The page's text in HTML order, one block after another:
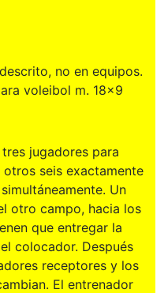
no en equipos.
voleibol m. 18x9
jugadores para
seis exactamente
Un
otro campo, hacia los
que entregar la
colocador. Después
receptores y los
El entrenador